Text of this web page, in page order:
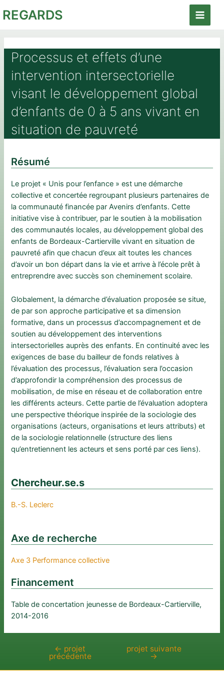
auREGARDS
Main
Processus et effets d’une
intervention intersectorielle
visant le développement global
d’enfants de 0 à 5 ans vivant en
situation de pauvreté
Résumé
Le projet « Unis pour l’enfance » est une démarche
collective et concertée regroupant plusieurs partenaires de
la communauté financée par Avenirs d’enfants. Cette
initiative vise à contribuer, par le soutien à la mobilisation
des communautés locales, au développement global des
enfants de Bordeaux-Cartierville vivant en situation de
pauvreté afin que chacun d’eux ait toutes les chances
d’avoir un bon départ dans la vie et arrive à l’école prêt à
entreprendre avec succès son cheminement scolaire.
Globalement, la démarche d’évaluation proposée se situe,
de par son approche participative et sa dimension
formative, dans un processus d’accompagnement et de
soutien au développement des interventions
intersectorielles auprès des enfants. En continuité avec les
exigences de base du bailleur de fonds relatives à
l’évaluation des processus, l’évaluation sera l’occasion
d’approfondir la compréhension des processus de
mobilisation, de mise en réseau et de collaboration entre
les différents acteurs. Cette partie de l’évaluation adoptera
une perspective théorique inspirée de la sociologie des
organisations (acteurs, organisations et leurs attributs) et
de la sociologie relationnelle (structure des liens
qu’entretiennent les acteurs et sens porté par ces liens).
Chercheur.se.s
B.-S. Leclerc
Axe de recherche
Axe 3 Performance collective
Financement
Table de concertation jeunesse de Bordeaux-Cartierville,
2014-2016
Navigation
← projet
précédente
projet suivante
→